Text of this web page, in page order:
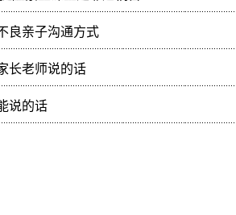
良亲子沟通方式
长老师说的话
说的话